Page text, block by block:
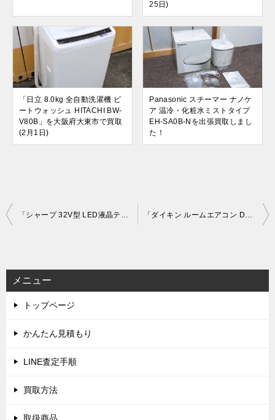
25日)
「日立 8.0kg 全自動洗濯機 ビ
ートウォッシュ HITACHI BW-
V80B」を大阪府大東市で買取
(2月1日)
Panasonic スチーマー ナノケ
ア 温冷・化粧水ミストタイプ
EH-SA0B-Nを出張買取しまし
た！
投
ビ
ゲ
ー
シ
「シャープ 32V型 LED液晶テレビ SHARP AQUOS LC-32J9」を大阪市西区で買取(9月27日) 「ダイキン ルームエアコン DAIKIN AN22RES-W」を大阪市鶴見区で買取(7月27日)
メニュー
トップページ
かんたん見積もり
LINE査定手順
買取方法